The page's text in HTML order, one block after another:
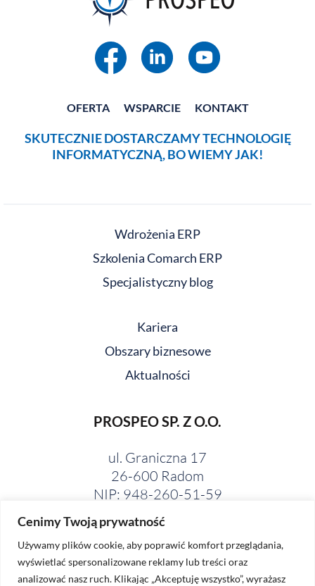
Cenimy Twoją prywatność
Używamy plików cookie, aby poprawić komfort przeglądania,
wyświetlać spersonalizowane reklamy lub treści oraz
analizować nasz ruch. Klikając „Akceptuję wszystko”, wyrażasz
OFERTA WSPARCIE KONTAKT
SKUTECZNIE DOSTARCZAMY TECHNOLOGIĘ
INFORMATYCZNĄ, BO WIEMY JAK!
PROSPEO SP. Z O.O.
ul. Graniczna 17
26-600 Radom
NIP: 948-260-51-59
Wdrożenia ERP
Szkolenia Comarch ERP
Specjalistyczny blog
Kariera
Obszary biznesowe
Aktualności